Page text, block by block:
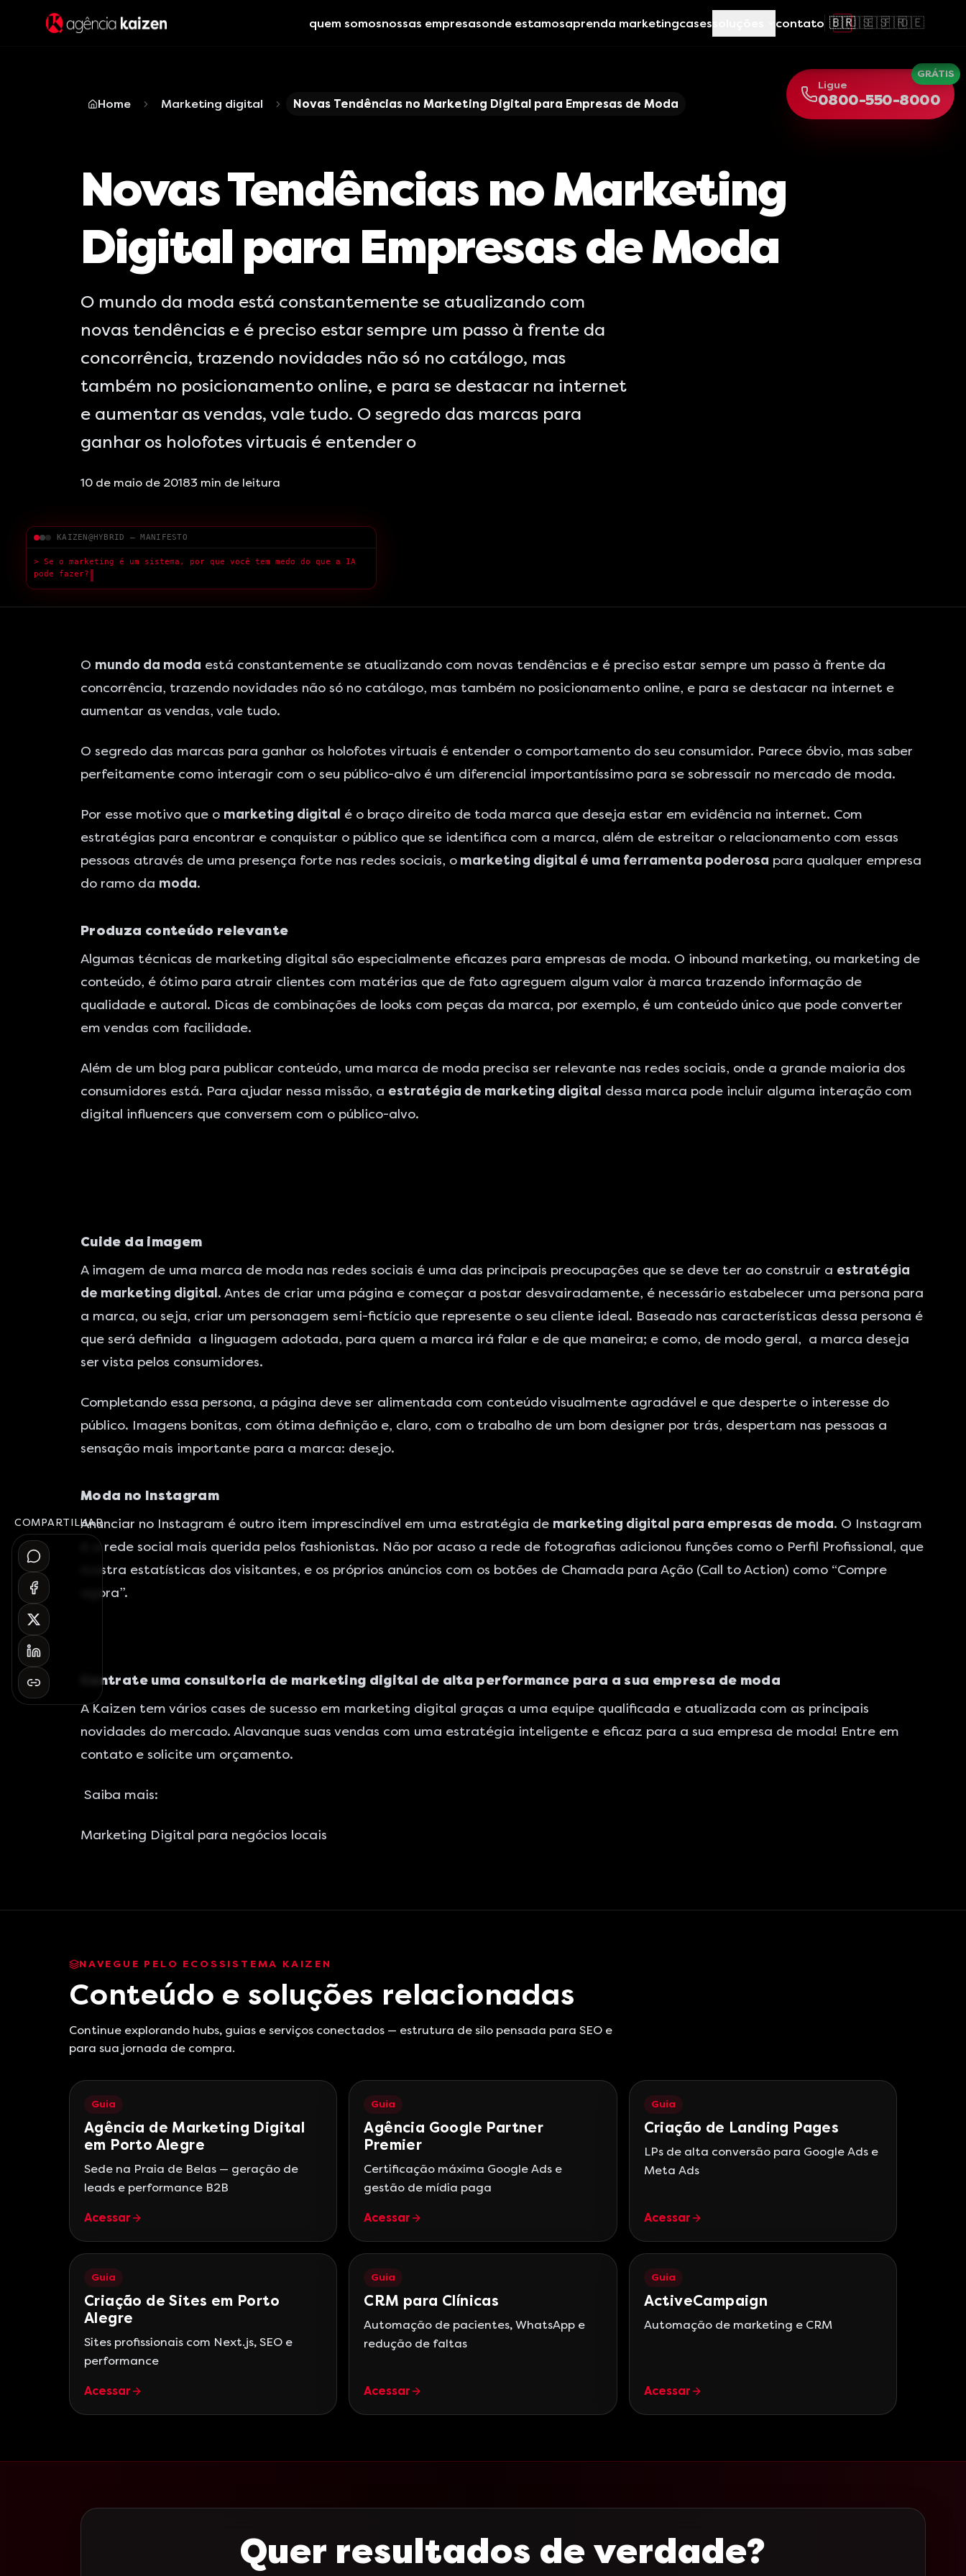
quem somosnossas empresasonde estamosaprenda marketingcases contato 🇧🇷🇺🇸🇪🇸🇫🇷🇩🇪
COMPARTILHAR
Home Marketing digital Novas Tendências no Marketing Digital para Empresas de Moda
Novas Tendências no Marketing
Digital para Empresas de Moda
O mundo da moda está constantemente se atualizando com
novas tendências e é preciso estar sempre um passo à frente da
concorrência, trazendo novidades não só no catálogo, mas
também no posicionamento online, e para se destacar na internet
e aumentar as vendas, vale tudo. O segredo das marcas para
ganhar os holofotes virtuais é entender o
10 de maio de 20183 min de leitura
KAIZEN@HYBRID — MANIFESTO
> Se o marketing é um sistema, por que você tem medo do que a IA
pode fazer?
O mundo da moda está constantemente se atualizando com novas tendências e é preciso estar sempre um passo à frente da
concorrência, trazendo novidades não só no catálogo, mas também no posicionamento online, e para se destacar na internet e
aumentar as vendas, vale tudo.
O segredo das marcas para ganhar os holofotes virtuais é entender o comportamento do seu consumidor. Parece óbvio, mas saber
perfeitamente como interagir com o seu público-alvo é um diferencial importantíssimo para se sobressair no mercado de moda.
Por esse motivo que o marketing digital é o braço direito de toda marca que deseja estar em evidência na internet. Com
estratégias para encontrar e conquistar o público que se identifica com a marca, além de estreitar o relacionamento com essas
pessoas através de uma presença forte nas redes sociais, o marketing digital é uma ferramenta poderosa para qualquer empresa
do ramo da moda.
Produza conteúdo relevante
Algumas técnicas de marketing digital são especialmente eficazes para empresas de moda. O inbound marketing, ou marketing de
conteúdo, é ótimo para atrair clientes com matérias que de fato agreguem algum valor à marca trazendo informação de
qualidade e autoral. Dicas de combinações de looks com peças da marca, por exemplo, é um conteúdo único que pode converter
em vendas com facilidade.
Além de um blog para publicar conteúdo, uma marca de moda precisa ser relevante nas redes sociais, onde a grande maioria dos
consumidores está. Para ajudar nessa missão, a estratégia de marketing digital dessa marca pode incluir alguma interação com
digital influencers que conversem com o público-alvo.
Cuide da imagem
A imagem de uma marca de moda nas redes sociais é uma das principais preocupações que se deve ter ao construir a estratégia
de marketing digital . Antes de criar uma página e começar a postar desvairadamente, é necessário estabelecer uma persona para
a marca, ou seja, criar um personagem semi-fictício que represente o seu cliente ideal. Baseado nas características dessa persona é
que será definida a linguagem adotada, para quem a marca irá falar e de que maneira; e como, de modo geral, a marca deseja
ser vista pelos consumidores.
Completando essa persona, a página deve ser alimentada com conteúdo visualmente agradável e que desperte o interesse do
público. Imagens bonitas, com ótima definição e, claro, com o trabalho de um bom designer por trás, despertam nas pessoas a
sensação mais importante para a marca: desejo.
Moda no Instagram
Anunciar no Instagram é outro item imprescindível em uma estratégia de marketing digital para empresas de moda. O Instagram
é a rede social mais querida pelos fashionistas. Não por acaso a rede de fotografias adicionou funções como o Perfil Profissional, que
mostra estatísticas dos visitantes, e os próprios anúncios com os botões de Chamada para Ação (Call to Action) como “Compre
agora”.
Contrate uma consultoria de marketing digital de alta performance para a sua empresa de moda
A Kaizen tem vários cases de sucesso em marketing digital graças a uma equipe qualificada e atualizada com as principais
novidades do mercado. Alavanque suas vendas com uma estratégia inteligente e eficaz para a sua empresa de moda! Entre em
contato e solicite um orçamento.
Saiba mais:
Marketing Digital para negócios locais
NAVEGUE PELO ECOSSISTEMA KAIZEN
Conteúdo e soluções relacionadas
Continue explorando hubs, guias e serviços conectados — estrutura de silo pensada para SEO e
para sua jornada de compra.
Guia
Agência de Marketing Digital
em Porto Alegre
Sede na Praia de Belas — geração de
leads e performance B2B
Acessar
Guia
Agência Google Partner
Premier
Certificação máxima Google Ads e
gestão de mídia paga
Acessar
Guia
Criação de Landing Pages
LPs de alta conversão para Google Ads e
Meta Ads
Acessar
Guia
Criação de Sites em Porto
Alegre
Sites profissionais com Next.js, SEO e
performance
Acessar
Guia
CRM para Clínicas
Automação de pacientes, WhatsApp e
redução de faltas
Acessar
Guia
ActiveCampaign
Automação de marketing e CRM
Acessar
Quer resultados de verdade?
Ligue
0800-550-8000
GRÁTIS